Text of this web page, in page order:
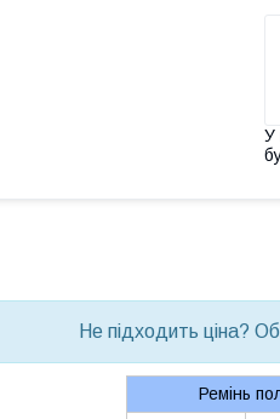
У
Не підходить ціна?
Ремінь